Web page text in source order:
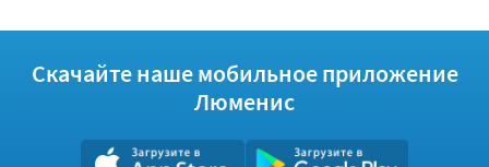
Скачайте наше мобильное приложение
Люменис